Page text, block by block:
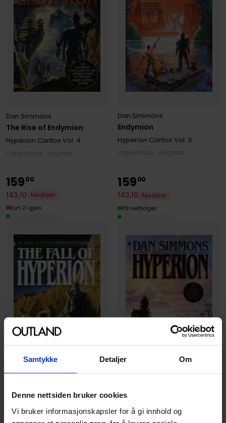
Samtykke Detaljer Om
Denne nettsiden bruker cookies
Vi bruker informasjonskapsler for å gi innhold og
The Rise of Endymion
Dan Simmons
Hyperion Cantos Vol. 4
Endymion
Dan Simmons
Hyperion Cantos Vol. 3
The Fall of Hyperion
15900
143,10
Medlem
Kun 2 igjen
Hyperion
15900
143,10
Medlem
På nettlager